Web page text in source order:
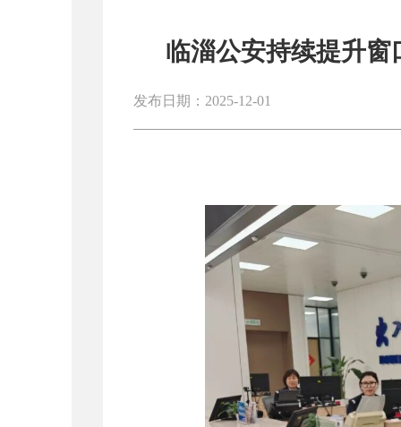
临淄公安持续提升窗
发布日期：2025-12-01